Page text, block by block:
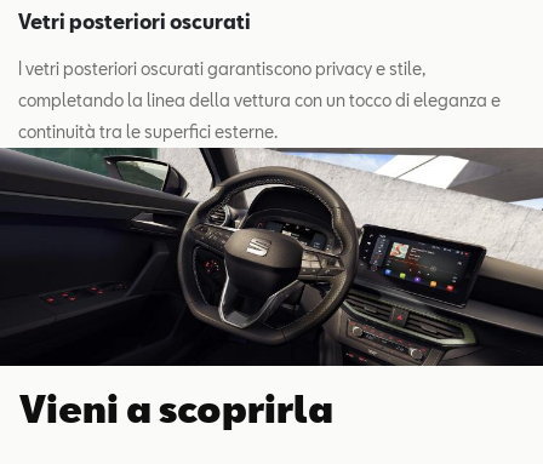
Vetri posteriori oscurati
I vetri posteriori oscurati garantiscono privacy e stile,
completando la linea della vettura con un tocco di eleganza e
continuità tra le superfici esterne.
Vieni a scoprirla